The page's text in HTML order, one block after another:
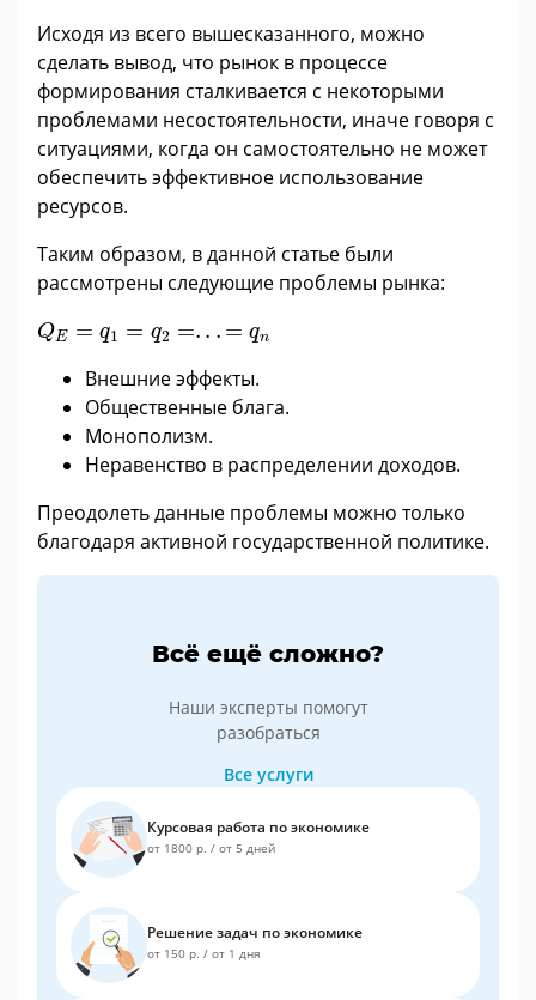
Исходя из всего вышесказанного, можно
сделать вывод, что рынок в процессе
формирования сталкивается с некоторыми
проблемами несостоятельности, иначе говоря с
ситуациями, когда он самостоятельно не может
обеспечить эффективное использование
ресурсов.
Таким образом, в данной статье были
рассмотрены следующие проблемы рынка:
QE = q1 = q2 =. . . = qn
Q 1= =
Внешние эффекты.
Общественные блага.
Монополизм.
Неравенство в распределении доходов.
Преодолеть данные проблемы можно только
благодаря активной государственной политике.
Всё ещё сложно?
Наши эксперты помогут
разобраться
Все услуги
Курсовая работа по экономике
от 1800 р. / от 5 дней
Решение задач по экономике
от 150 р. / от 1 дня